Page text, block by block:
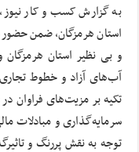
به گزارش کسب و کار نیوز،
استان هرمزگان، ضمن حضور
و بی نظیر استان
آب‌های آزاد و خطوط تجاری
تکیه بر مزیت‌های فراوان
سرمایه‌گذاری و مبادلات
توجه به نقش پررنگ و